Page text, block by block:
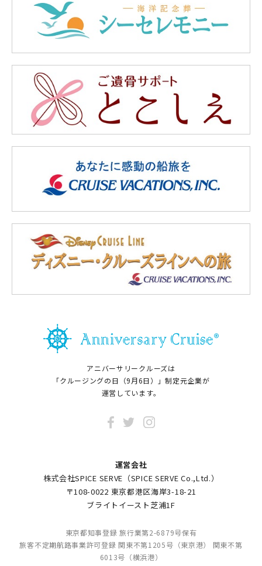
アニバーサリークルーズは
「クルージングの日（9月6日）」制定元企業が
運営しています。
運営会社
株式会社SPICE SERVE（SPICE SERVE Co.,Ltd.）
〒108-0022 東京都港区海岸3-18-21
ブライトイースト芝浦1F
東京都知事登録 旅行業第2-6879号保有
旅客不定期航路事業許可登録 関東不第1205号（東京港） 関東不第
6013号（横浜港）